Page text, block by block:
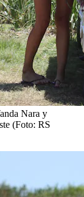
Nara y
(Foto: RS